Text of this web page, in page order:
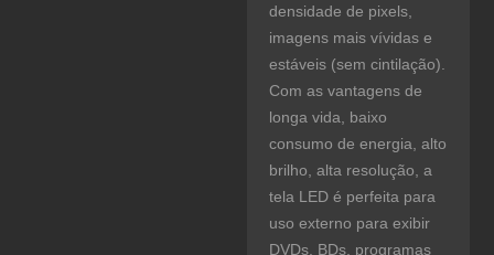
densidade de pixels,
imagens mais vívidas e
estáveis ​​(sem cintilação).
Com as vantagens de
longa vida, baixo
consumo de energia, alto
brilho, alta resolução, a
tela LED é perfeita para
uso externo para exibir
DVDs, BDs, programas